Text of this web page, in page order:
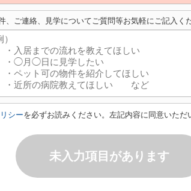
、ご連絡、見学についてご質問等お気軽にご記入く
シーを必ずお読みください。左記内容に同意いただ
未入力項目があります